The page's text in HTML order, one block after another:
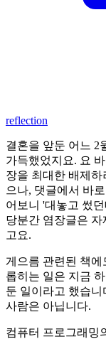
reflection
결혼을 앞둔 어느 2
가득했었지요. 요
장을 최대한 배제
으나, 댓글에서 바
어보니 '대놓고 썼
당분간 염장글은
고요.
게으름 관련된 책에
롭히는 일은 지금
둔 일이라고 했습
사람은 아닙니다.
컴퓨터 프로그래밍